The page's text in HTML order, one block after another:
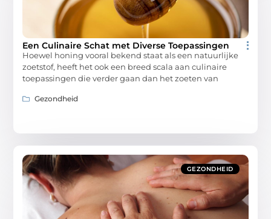
Een Culinaire Schat met Diverse Toepassingen
Hoewel honing vooral bekend staat als een natuurlijke
zoetstof, heeft het ook een breed scala aan culinaire
toepassingen die verder gaan dan het zoeten van
Gezondheid
GEZONDHEID